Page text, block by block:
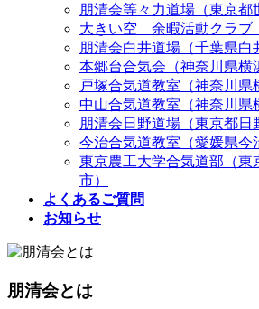
朋清会等々力道場（東京都
大きい空 余暇活動クラブ
朋清会白井道場（千葉県白
本郷台合気会（神奈川県横
戸塚合気道教室（神奈川県
中山合気道教室（神奈川県
朋清会日野道場（東京都日
今治合気道教室（愛媛県今
東京農工大学合気道部（東
市）
よくあるご質問
お知らせ
朋清会とは